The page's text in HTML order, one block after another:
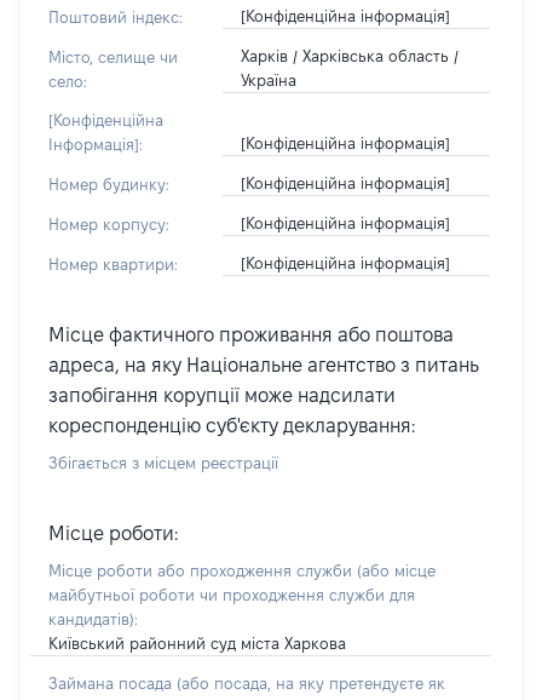
Поштовий індекс: [Конфіденційна інформація]
Місто, селище чи
село:
Харків / Харківська область /
Україна
[Конфіденційна
Інформація]:
[Конфіденційна інформація]
Номер будинку: [Конфіденційна інформація]
Номер корпусу: [Конфіденційна інформація]
Номер квартири: [Конфіденційна інформація]
Місце фактичного проживання або поштова
адреса, на яку Національне агентство з питань
запобігання корупції може надсилати
кореспонденцію суб'єкту декларування:
Збігається з місцем реєстрації
Місце роботи:
Місце роботи або проходження служби (або місце
майбутньої роботи чи проходження служби для
кандидатів):
Київський районний суд міста Харкова
Займана посада (або посада, на яку претендуєте як